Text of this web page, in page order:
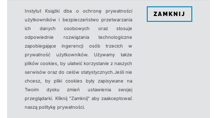
Instytut Książki dba o ochronę prywatności
użytkowników i bezpieczeństwo przetwarzania
ich danych osobowych oraz stosuje
odpowiednie rozwiązania technologiczne
zapobiegające ingerencji osób trzecich w
prywatność użytkowników. Używamy także
plików cookies, by ułatwić korzystanie z naszych
serwisów oraz do celów statystycznych.Jeśli nie
chcesz, by pliki cookies były zapisywane na
Twoim dysku zmień ustawienia swojej
przeglądarki. Kliknij "Zamknij" aby zaakceptować
naszą politykę prywatności.
ZAMKNIJ